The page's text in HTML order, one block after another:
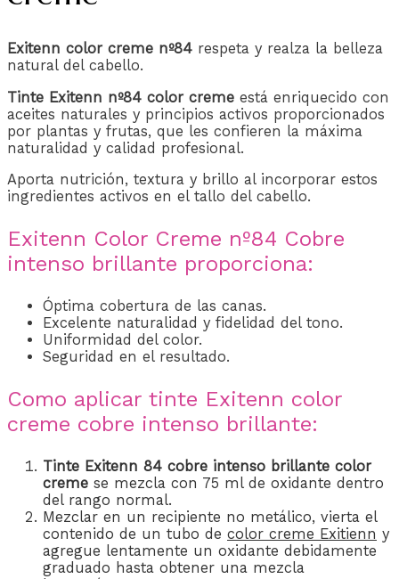
Exitenn color creme nº84 respeta y realza la belleza
natural del cabello.
Tinte Exitenn nº84 color creme está enriquecido con
aceites naturales y principios activos proporcionados
por plantas y frutas, que les confieren la máxima
naturalidad y calidad profesional.
Aporta nutrición, textura y brillo al incorporar estos
ingredientes activos en el tallo del cabello.
Exitenn Color Creme nº84 Cobre
intenso brillante proporciona:
Óptima cobertura de las canas.
Excelente naturalidad y fidelidad del tono.
Uniformidad del color.
Seguridad en el resultado.
Como aplicar tinte Exitenn color
creme cobre intenso brillante:
Tinte Exitenn 84 cobre intenso brillante color
creme se mezcla con 75 ml de oxidante dentro
del rango normal.
Mezclar en un recipiente no metálico, vierta el
contenido de un tubo de color creme Exitienn y
agregue lentamente un oxidante debidamente
graduado hasta obtener una mezcla